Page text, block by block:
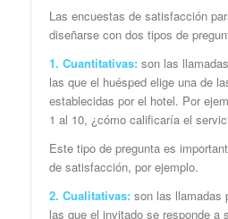
Las encuestas de satisfacción
diseñarse con dos tipos de
1. Cuantitativas: son las
las que el huésped elige una de
establecidas por el hotel. Por
1 al 10, ¿cómo calificaría el
Este tipo de pregunta es
de satisfacción, por ejemplo.
2. Cualitativas:son las llamadas
las que el invitado se responde a